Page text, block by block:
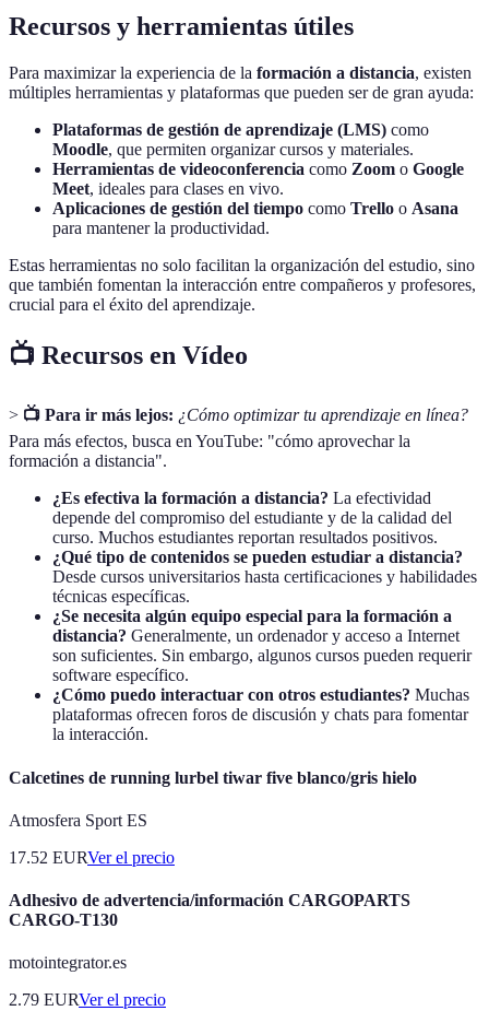
Recursos y herramientas útiles
Para maximizar la experiencia de la formación a distancia, existen
múltiples herramientas y plataformas que pueden ser de gran ayuda:
Plataformas de gestión de aprendizaje (LMS) como
Moodle, que permiten organizar cursos y materiales.
Herramientas de videoconferencia como Zoom o Google
Meet, ideales para clases en vivo.
Aplicaciones de gestión del tiempo como Trello o Asana
para mantener la productividad.
Estas herramientas no solo facilitan la organización del estudio, sino
que también fomentan la interacción entre compañeros y profesores,
crucial para el éxito del aprendizaje.
📺 Recursos en Vídeo
> 📺 Para ir más lejos: ¿Cómo optimizar tu aprendizaje en línea?
Para más efectos, busca en YouTube: "cómo aprovechar la
formación a distancia".
¿Es efectiva la formación a distancia? La efectividad
depende del compromiso del estudiante y de la calidad del
curso. Muchos estudiantes reportan resultados positivos.
¿Qué tipo de contenidos se pueden estudiar a distancia?
Desde cursos universitarios hasta certificaciones y habilidades
técnicas específicas.
¿Se necesita algún equipo especial para la formación a
distancia? Generalmente, un ordenador y acceso a Internet
son suficientes. Sin embargo, algunos cursos pueden requerir
software específico.
¿Cómo puedo interactuar con otros estudiantes? Muchas
plataformas ofrecen foros de discusión y chats para fomentar
la interacción.
Calcetines de running lurbel tiwar five blanco/gris hielo
Atmosfera Sport ES
17.52 EURVer el precio
Adhesivo de advertencia/información CARGOPARTS
CARGO-T130
motointegrator.es
2.79 EURVer el precio